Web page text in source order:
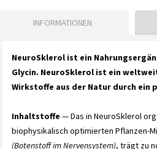
INFORMATIONEN
NeuroSklerol ist ein
Glycin. NeuroSklerol ist ein
Wirkstoffe aus der Natur durch
Inhaltstoffe — Das in NeuroSklerol
biophysikalisch optimierten Pflanzen-
(Botenstoff im Nervensystem), trägt zu